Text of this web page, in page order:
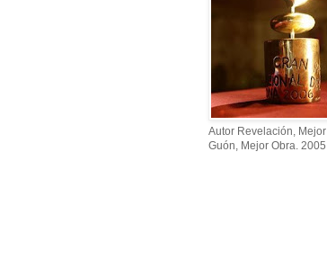
Autor Revelación, Mejor
Guón, Mejor Obra. 2005